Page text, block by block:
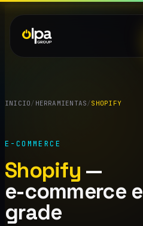
INICIO/ HERRAMIENTAS/SHOPIFY
E-COMMERCE
Shopify —
e-commerce
grade